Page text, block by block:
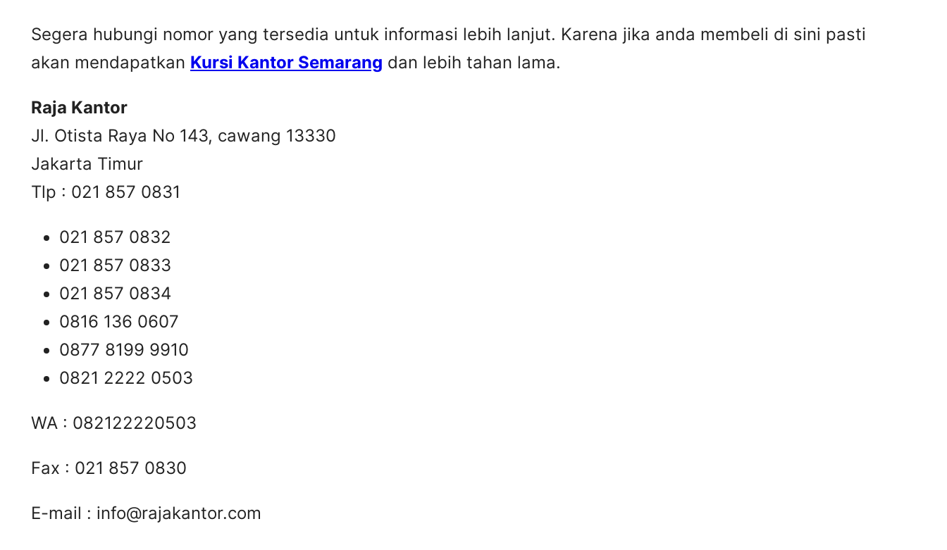
Segera hubungi nomor yang tersedia untuk informasi lebih lanjut. Karena jika anda membeli di sini pasti
akan mendapatkan Kursi Kantor Semarang dan lebih tahan lama.
Raja Kantor
Jl. Otista Raya No 143, cawang 13330
Jakarta Timur
Tlp : 021 857 0831
021 857 0832
021 857 0833
021 857 0834
0816 136 0607
0877 8199 9910
0821 2222 0503
WA : 082122220503
Fax : 021 857 0830
E-mail : info@rajakantor.com